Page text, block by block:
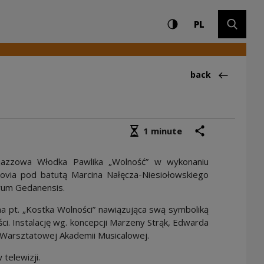
Settings and search
High contrast
PLCHANGE
Back
back
Średni czas czytania
1 minute
Włodka Pawlika „Wolność” w wykonaniu
pod batutą Marcina Nałęcza-Niesiołowskiego
Gedanensis.
pt. „Kostka Wolności” nawiązująca swą symboliką
Instalację wg. koncepcji Marzeny Strąk, Edwarda
Akademii Musicalowej.
telewizji.